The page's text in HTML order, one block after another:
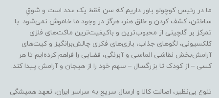
ما در رئیس کوچولو باور داریم که سن فقط یک عدد است و شوقِ
ساختن، کشف کردن و خلق هنر، هرگز در وجود ما خاموش نمی‌شود. با
تمرکز بر گلچینی از محبوب‌ترین و باکیفیت‌ترین ماکت‌های فلزی
کلکسیونی، لگوهای جذاب، بازی‌های فکری چالش‌برانگیز و کیت‌های
آرامش‌بخش نقاشی الماسی و آبرنگی، فضایی را فراهم کرده‌ایم تا هر
کسی – از کودک تا بزرگسال – سهم خود را از هیجان و آرامش پیدا کند.
تنوع بی‌نظیر، اصالت کالا و ارسال سریع به سراسر ایران، تعهد همیشگی